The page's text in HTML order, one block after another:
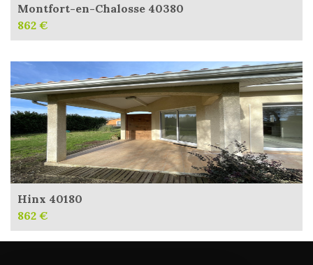
Montfort-en-Chalosse 40380
862 €
Hinx 40180
862 €